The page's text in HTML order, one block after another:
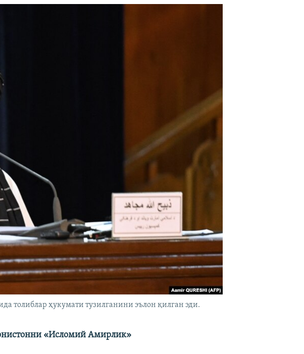
толиблар ҳукумати тузилганини эълон қилган эди.
«Исломий Амирлик»